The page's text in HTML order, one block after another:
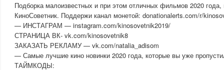
Подборка малоизвестных и при этом отличных фильмов 2020
КиноСоветник. Поддержи канал монетой: donationalerts.com/r/
— ИНСТАГРАМ — instagram.com/kinosovetnik2019/
СТРАНИЦА ВК- vk.com/kinosovetnik8
ЗАКАЗАТЬ РЕКЛАМУ — vk.com/natalia_adisom
— Самые лучшие кино новинки 2020 года, которые вы уже
ТАЙМКОДЫ: